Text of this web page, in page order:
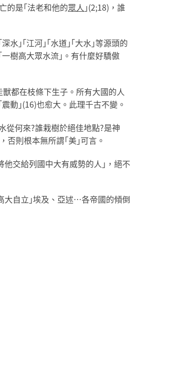
的是｢法老和他的眾人 ｣(2;18)，誰
水｣｢江河｣｢水道｣｢大水｣等源頭的
樹高大眾水流｣。有什麼好驕傲
都在枝條下生子。所有大國的人
動｣(16)也愈大。此理千古不變。
從何來?誰栽樹於絕佳地點?是神
否則根本無所謂｢美｣可言。
交給列國中大有威勢的人｣，絕不
大自立｣埃及、亞述…各帝國的傾倒